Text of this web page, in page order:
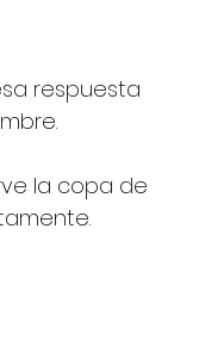
respuesta
la copa de